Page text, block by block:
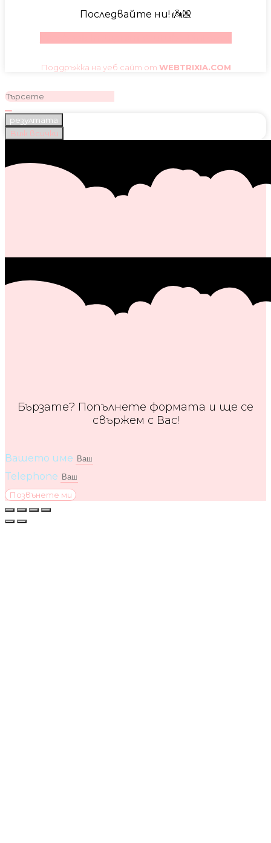
Последвайте ни! 👼🏼
Поддръжка на уеб сайт от WEBTRIXIA.COM
резултата
Виж всички
Бързате? Попълнете формата и ще се
свържем с Вас!
Вашето име
Telephone
Позвънете ми